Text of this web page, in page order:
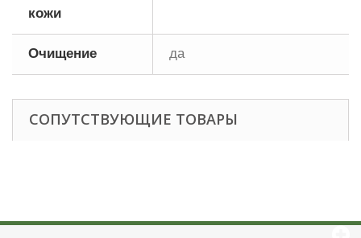
кожи
Очищение да
СОПУТСТВУЮЩИЕ ТОВАРЫ